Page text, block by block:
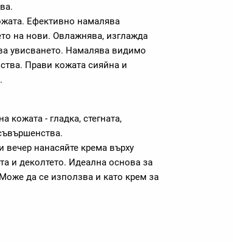
Ефективно намалява
на нови. Овлажнява, изглажда
увисването. Намалява видимо
Прави кожата сияйна и
- гладка, стегната,
вечер нанасяйте крема върху
и деколтето. Идеална основа за
да се използва и като крем за